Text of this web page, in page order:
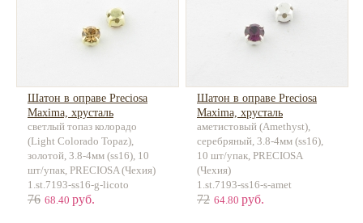
Шатон в оправе Preciosa
Maxima, хрусталь
светлый топаз колорадо
(Light Colorado Topaz),
золотой, 3.8-4мм (ss16), 10
шт/упак, PRECIOSA (Чехия)
1.st.7193-ss16-g-licoto
76 68.40 руб.
Шатон в оправе Preciosa
Maxima, хрусталь
аметистовый (Amethyst),
серебряный, 3.8-4мм (ss16),
10 шт/упак, PRECIOSA
(Чехия)
1.st.7193-ss16-s-amet
72 64.80 руб.